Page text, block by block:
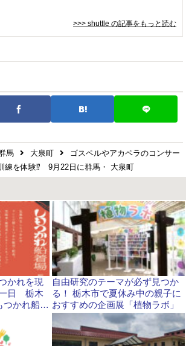
>>> shuttle の記事をもっと読む
馬 大泉町
ゴスペルやアカペラのコンサー
練を体験⁉ 9月22日に群馬・ 大泉町
かれを現
日 栃木
つかれ船着
自由研究のテーマが必ず見つか
る！ 栃木市で夏休み中の親子に
おすすめの企画展「植物ラボ」